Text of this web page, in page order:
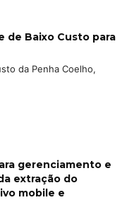
de Baixo Custo para
da Penha Coelho,
gerenciamento e
extração do
mobile e